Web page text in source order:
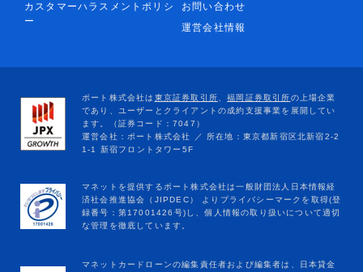
カスタマーハラスメントポリシ
ー
お問い合わせ
運営会社情報
マネットカードローンの編集責任者および編集者は、日本貸金